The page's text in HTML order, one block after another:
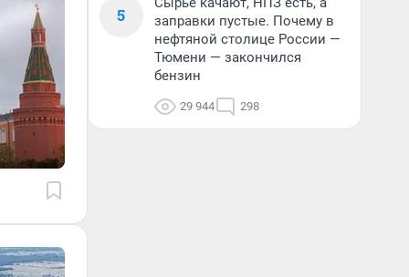
5
заправки пустые. Почему в
нефтяной столице России —
Тюмени — закончился
бензин
29 944 298